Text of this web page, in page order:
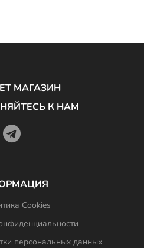
МАГАЗИН
К НАМ
Cookies
персональных данных